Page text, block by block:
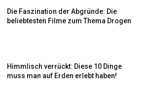
Die Faszination der Abgründe: Die
beliebtesten Filme zum Thema Drogen
Himmlisch verrückt: Diese 10 Dinge
muss man auf Erden erlebt haben!